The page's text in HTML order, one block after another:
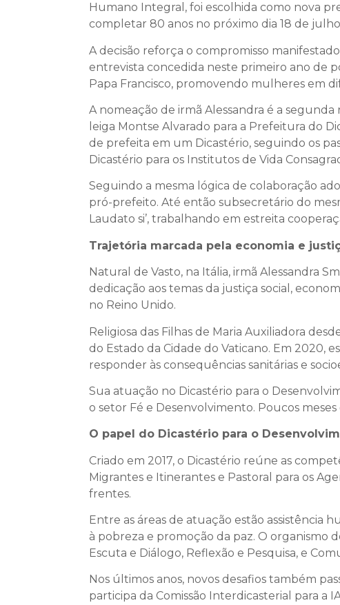
Humano Integral, foi escolhida como nova
completar 80 anos no próximo dia 18 de
A decisão reforça o compromisso
entrevista concedida neste primeiro ano de
Papa Francisco, promovendo mulheres em
A nomeação de irmã Alessandra é a
leiga Montse Alvarado para a Prefeitura do
de prefeita em um Dicastério, seguindo os
Dicastério para os Institutos de Vida
Seguindo a mesma lógica de colaboração
pró-prefeito. Até então subsecretário do
Laudato si’, trabalhando em estreita
Trajetória marcada pela economia e
Natural de Vasto, na Itália, irmã Alessandra
dedicação aos temas da justiça social,
no Reino Unido.
Religiosa das Filhas de Maria Auxiliadora
do Estado da Cidade do Vaticano. Em 2020,
responder às consequências sanitárias e
Sua atuação no Dicastério para o
o setor Fé e Desenvolvimento. Poucos
O papel do Dicastério para o
Criado em 2017, o Dicastério reúne as
Migrantes e Itinerantes e Pastoral para os
frentes.
Entre as áreas de atuação estão assistência
à pobreza e promoção da paz. O organismo
Escuta e Diálogo, Reflexão e Pesquisa, e
Nos últimos anos, novos desafios também
participa da Comissão Interdicasterial para a